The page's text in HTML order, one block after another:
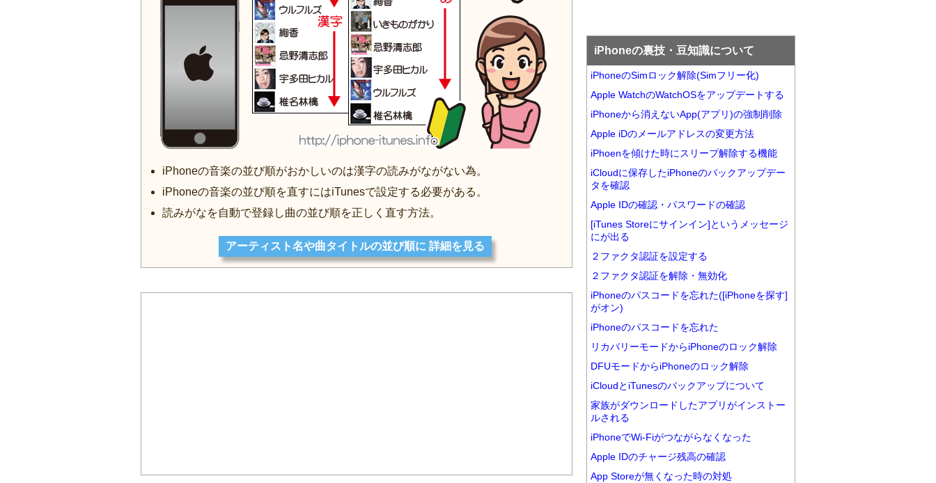
iPhoneの音楽の並び順がおかしいのは漢字の読みがながない為。
iPhoneの音楽の並び順を直すにはiTunesで設定する必要がある。
読みがなを自動で登録し曲の並び順を正しく直す方法。
アーティスト名や曲タイトルの並び順に 詳細を見る
iPhoneの裏技・豆知識について
iPhoneのSimロック解除(Simフリー化)
Apple WatchのWatchOSをアップデートする
iPhoneから消えないApp(アプリ)の強制削除
Apple iDのメールアドレスの変更方法
iPhoenを傾けた時にスリープ解除する機能
iCloudに保存したiPhoneのバックアップデー
タを確認
Apple IDの確認・パスワードの確認
[iTunes Storeにサインイン]というメッセージ
にが出る
２ファクタ認証を設定する
２ファクタ認証を解除・無効化
iPhoneのパスコードを忘れた([iPhoneを探す]
がオン)
iPhoneのパスコードを忘れた
リカバリーモードからiPhoneのロック解除
DFUモードからiPhoneのロック解除
iCloudとiTunesのバックアップについて
家族がダウンロードしたアプリがインストー
ルされる
iPhoneでWi-Fiがつながらなくなった
Apple IDのチャージ残高の確認
App Storeが無くなった時の対処